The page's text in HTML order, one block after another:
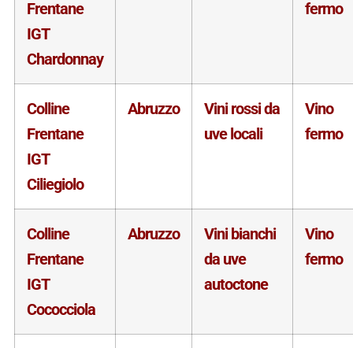
Frentane
IGT
Chardonnay
fermo
Colline
Frentane
IGT
Ciliegiolo
Abruzzo
Vini rossi da
uve locali
Vino
fermo
Colline
Frentane
IGT
Cococciola
Abruzzo
Vini bianchi
da uve
autoctone
Vino
fermo